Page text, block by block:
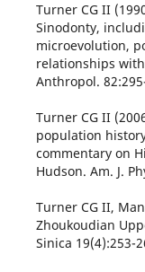
Turner CG II
Sinodonty,
microevolution,
relationships
Anthropol.
Turner CG II
population
commentary on
Hudson. Am. J.
Turner CG II,
Zhoukoudian
Sinica 19(4):253-